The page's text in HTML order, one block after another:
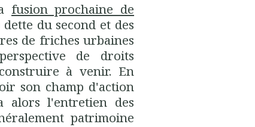
fusion prochaine de
du second et des
de friches urbaines
de droits
à venir. En
son champ d'action
alors l'entretien des
patrimoine